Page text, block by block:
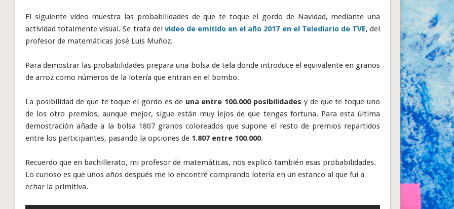
El siguiente vídeo muestra las probabilidades de que te toque el gordo de Navidad, mediante una
actividad totalmente visual. Se trata del vídeo de emitido en el año 2017 en el Telediario de TVE, del
profesor de matemáticas José Luis Muñoz.
Para demostrar las probabilidades prepara una bolsa de tela donde introduce el equivalente en granos
de arroz como números de la lotería que entran en el bombo.
La posibilidad de que te toque el gordo es de una entre 100.000 posibilidades y de que te toque uno
de los otro premios, aunque mejor, sigue están muy lejos de que tengas fortuna. Para esta última
demostración añade a la bolsa 1807 granos coloreados que supone el resto de premios repartidos
entre los participantes, pasando la opciones de 1.807 entre 100.000.
Recuerdo que en bachillerato, mi profesor de matemáticas, nos explicó también esas probabilidades.
Lo curioso es que unos años después me lo encontré comprando lotería en un estanco al que fuí a
echar la primitiva.